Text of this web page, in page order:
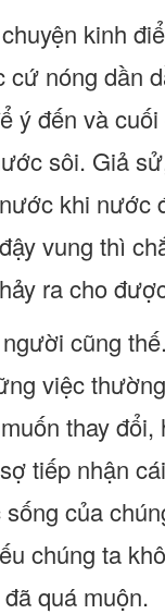
kinh
nóng dần
ý đến và
sôi. Giả
khi nước
vung thì
ra cho
cũng
việc
thay đổi,
tiếp nhận
của
chúng ta
quá muộn.